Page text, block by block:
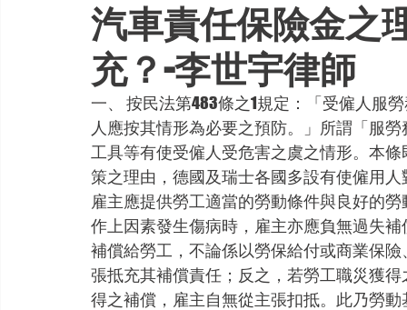
汽車責任保險金之
充？-李世宇律師
一、 按民法第483條之1規定：「受僱人服
人應按其情形為必要之預防。」所謂「服
工具等有使受僱人受危害之虞之情形。本
策之理由，德國及瑞士各國多設有使僱用
雇主應提供勞工適當的勞動條件與良好的
作上因素發生傷病時，雇主亦應負無過失
補償給勞工，不論係以勞保給付或商業保
張抵充其補償責任；反之，若勞工職災獲
得之補償，雇主自無從主張扣抵。此乃勞